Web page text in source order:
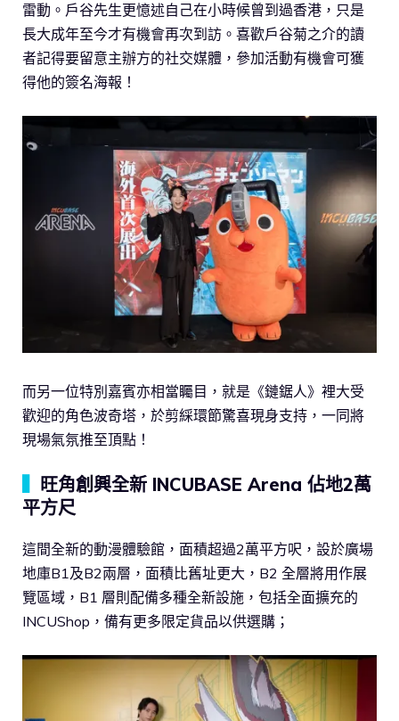
雷動。戶谷先生更憶述自己在小時候曾到過香港，只是
長大成年至今才有機會再次到訪。喜歡戶谷菊之介的讀
者記得要留意主辦方的社交媒體，參加活動有機會可獲
得他的簽名海報！
而另一位特別嘉賓亦相當矚目，就是《鏈鋸人》裡大受
歡迎的角色波奇塔，於剪綵環節驚喜現身支持，一同將
現場氣氛推至頂點！
旺角創興全新 INCUBASE Arena 佔地2萬
平方尺
這間全新的動漫體驗館，面積超過2萬平方呎，設於廣場
地庫B1及B2兩層，面積比舊址更大，B2 全層將用作展
覽區域，B1 層則配備多種全新設施，包括全面擴充的
INCUShop，備有更多限定貨品以供選購；